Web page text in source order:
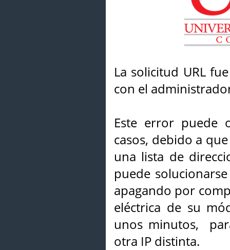
La solicitud URL
con el
Este error puede
casos, debido a
una lista de
puede
apagando por
eléctrica de su
unos minutos,
otra IP distinta.